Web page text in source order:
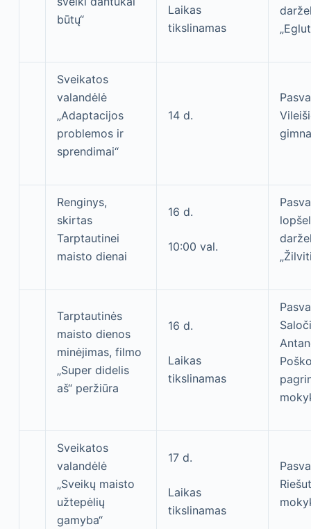
būtų“
Laikas
tikslinamas
Sveikatos
valandėlė
„Adaptacijos
problemos ir
sprendimai“
14 d.
Renginys,
skirtas
Tarptautinei
maisto dienai
16 d.
10:00 val.
Tarptautinės
maisto dienos
minėjimas, filmo
„Super didelis
aš“ peržiūra
16 d.
Laikas
tikslinamas
Sveikatos
valandėlė
„Sveikų maisto
užtepėlių
gamyba“
17 d.
Laikas
tikslinamas